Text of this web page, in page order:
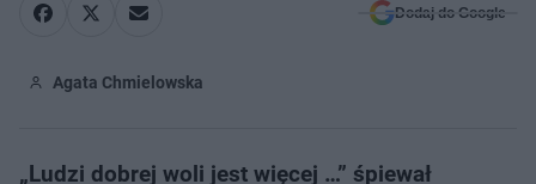
Dodaj do Google
Agata Chmielowska
„Ludzi dobrej woli jest więcej …” śpiewał